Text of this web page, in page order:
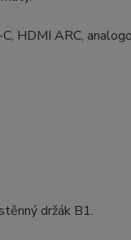
HDMI ARC,
držák B1.